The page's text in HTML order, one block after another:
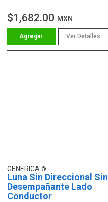
$1,682.00 MXN
Ver Detalles
GENERICA
Luna Sin Direccional Sin
Desempañante Lado
Conductor